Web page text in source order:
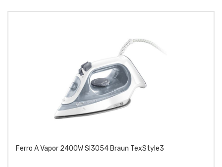
Ferro A Vapor 2400W SI3054 Braun TexStyle3